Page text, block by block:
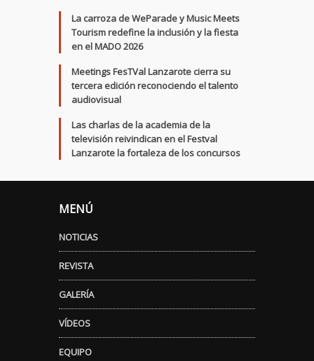
La carroza de WeParade y Music Meets
Tourism redefine la inclusión y la fiesta
en el MADO 2026
Meetings FesTVal Lanzarote cierra su
tercera edición reconociendo el talento
audiovisual
Las charlas de la academia de la
televisión reivindican en el Festval
Lanzarote la fortaleza de los concursos
MENÚ
NOTICIAS
REVISTA
GALERÍA
VÍDEOS
EQUIPO